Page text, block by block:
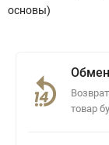
основы)
товар